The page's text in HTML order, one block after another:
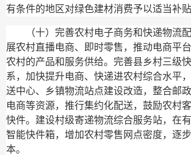
有条件的地区对绿色建材消费予以适当补贴
（十）完善农村电子商务和快递物流配
展农村直播电商、即时零售，推动电商平
农村的产品和服务供给。完善县乡村三级
系，加快提升电商、快递进农村综合水平
送中心、乡镇物流站点建设改造，整合邮政
电商等资源，推行集约化配送，鼓励农村
快件。建设村级寄递物流综合服务站，在
智能快件箱，增加农村零售网点密度，逐
本。